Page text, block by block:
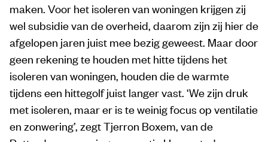
maken. Voor het isoleren van woningen krijgen zij
wel subsidie van de overheid, daarom zijn zij hier de
afgelopen jaren juist mee bezig geweest. Maar door
geen rekening te houden met hitte tijdens het
isoleren van woningen, houden die de warmte
tijdens een hittegolf juist langer vast. ‘We zijn druk
met isoleren, maar er is te weinig focus op ventilatie
en zonwering’, zegt Tjerron Boxem, van de